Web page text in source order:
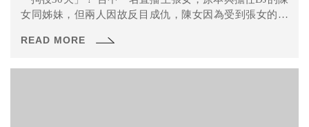
女同姊妹，但兩人因故反目成仇，陳女因為受到張女的恐
方法院判某陳女敗訴，陳女不服上訴至二審，二審法院判
READ MORE